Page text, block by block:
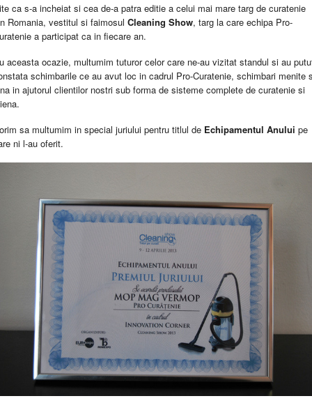
ca s-a incheiat si cea de-a patra editie a celui mai mare targ de curatenie
Romania, vestitul si faimosul Cleaning Show, targ la care echipa Pro-
a participat ca in fiecare an.
aceasta ocazie, multumim tuturor celor care ne-au vizitat standul si au
schimbarile ce au avut loc in cadrul Pro-Curatenie, schimbari menite
in ajutorul clientilor nostri sub forma de sisteme complete de curatenie si
sa multumim in special juriului pentru titlul de Echipamentul Anului pe
ni l-au oferit.